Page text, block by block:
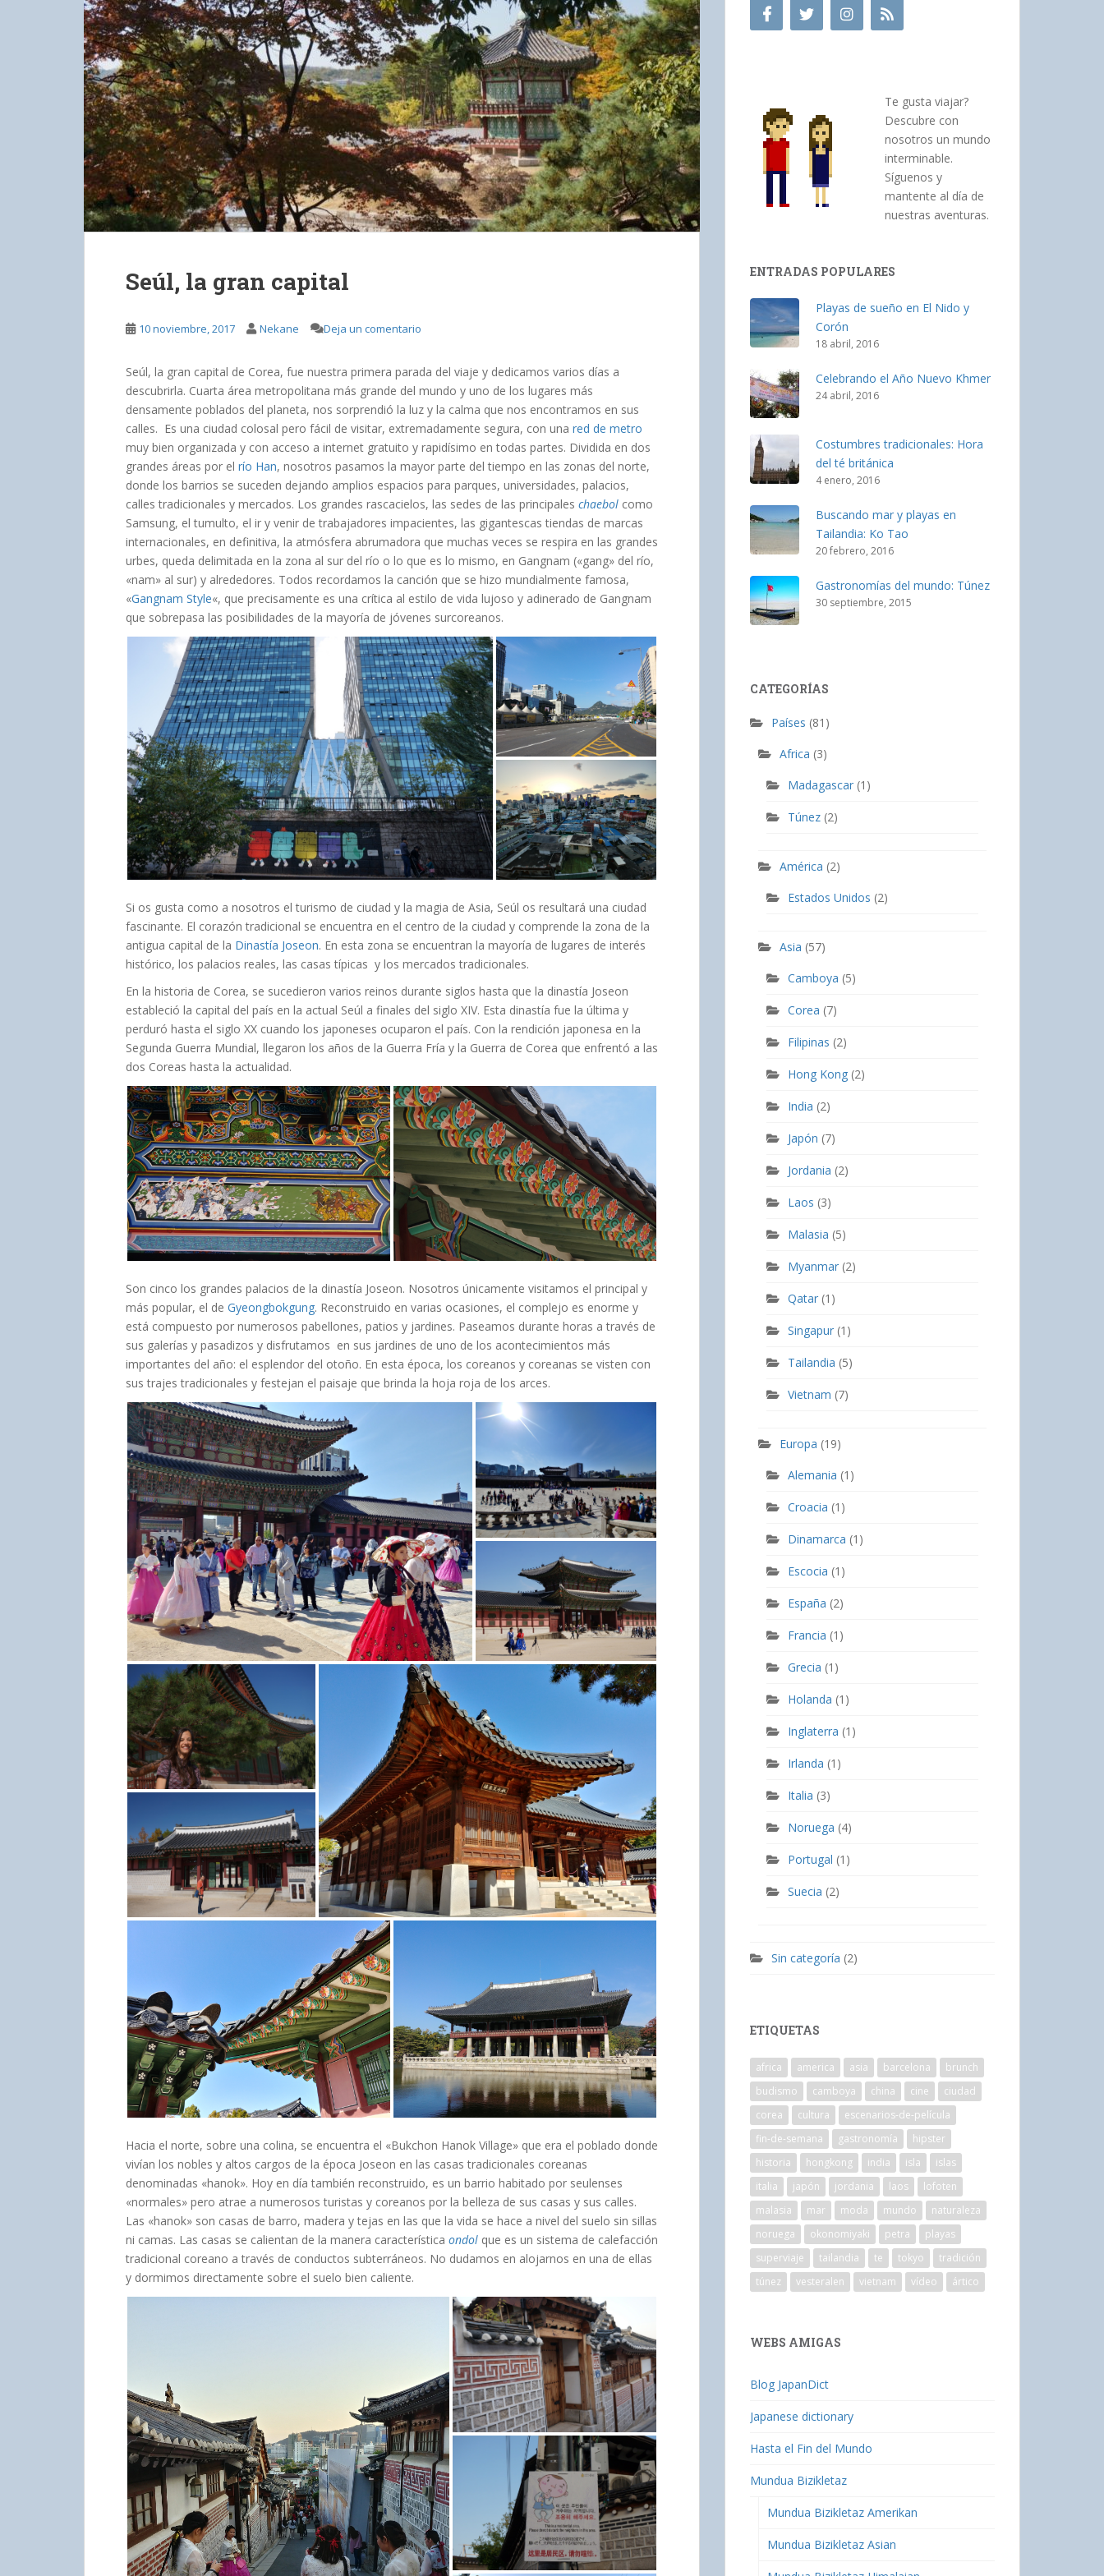
Seúl, la gran capital
10 noviembre, 2017 Nekane Deja un comentario
Seúl, la gran capital de Corea, fue nuestra primera parada del viaje y dedicamos varios días a
descubrirla. Cuarta área metropolitana más grande del mundo y uno de los lugares más
densamente poblados del planeta, nos sorprendió la luz y la calma que nos encontramos en sus
calles. Es una ciudad colosal pero fácil de visitar, extremadamente segura, con una red de metro
muy bien organizada y con acceso a internet gratuito y rapidísimo en todas partes. Dividida en dos
grandes áreas por el río Han, nosotros pasamos la mayor parte del tiempo en las zonas del norte,
donde los barrios se suceden dejando amplios espacios para parques, universidades, palacios,
calles tradicionales y mercados. Los grandes rascacielos, las sedes de las principales chaebol como
Samsung, el tumulto, el ir y venir de trabajadores impacientes, las gigantescas tiendas de marcas
internacionales, en definitiva, la atmósfera abrumadora que muchas veces se respira en las grandes
urbes, queda delimitada en la zona al sur del río o lo que es lo mismo, en Gangnam («gang» del río,
«nam» al sur) y alrededores. Todos recordamos la canción que se hizo mundialmente famosa,
«Gangnam Style«, que precisamente es una crítica al estilo de vida lujoso y adinerado de Gangnam
que sobrepasa las posibilidades de la mayoría de jóvenes surcoreanos.
Si os gusta como a nosotros el turismo de ciudad y la magia de Asia, Seúl os resultará una ciudad
fascinante. El corazón tradicional se encuentra en el centro de la ciudad y comprende la zona de la
antigua capital de la Dinastía Joseon. En esta zona se encuentran la mayoría de lugares de interés
histórico, los palacios reales, las casas típicas y los mercados tradicionales.
En la historia de Corea, se sucedieron varios reinos durante siglos hasta que la dinastía Joseon
estableció la capital del país en la actual Seúl a finales del siglo XIV. Esta dinastía fue la última y
perduró hasta el siglo XX cuando los japoneses ocuparon el país. Con la rendición japonesa en la
Segunda Guerra Mundial, llegaron los años de la Guerra Fría y la Guerra de Corea que enfrentó a las
dos Coreas hasta la actualidad.
Son cinco los grandes palacios de la dinastía Joseon. Nosotros únicamente visitamos el principal y
más popular, el de Gyeongbokgung. Reconstruido en varias ocasiones, el complejo es enorme y
está compuesto por numerosos pabellones, patios y jardines. Paseamos durante horas a través de
sus galerías y pasadizos y disfrutamos en sus jardines de uno de los acontecimientos más
importantes del año: el esplendor del otoño. En esta época, los coreanos y coreanas se visten con
sus trajes tradicionales y festejan el paisaje que brinda la hoja roja de los arces.
Hacia el norte, sobre una colina, se encuentra el «Bukchon Hanok Village» que era el poblado donde
vivían los nobles y altos cargos de la época Joseon en las casas tradicionales coreanas
denominadas «hanok». Hoy en día también reconstruido, es un barrio habitado por seulenses
«normales» pero atrae a numerosos turistas y coreanos por la belleza de sus casas y sus calles.
Las «hanok» son casas de barro, madera y tejas en las que la vida se hace a nivel del suelo sin sillas
ni camas. Las casas se calientan de la manera característica ondol que es un sistema de calefacción
tradicional coreano a través de conductos subterráneos. No dudamos en alojarnos en una de ellas
y dormimos directamente sobre el suelo bien caliente.
Te gusta viajar?
Descubre con
nosotros un mundo
interminable.
Síguenos y
mantente al día de
nuestras aventuras.
ENTRADAS POPULARES
Playas de sueño en El Nido y
Corón
18 abril, 2016
Celebrando el Año Nuevo Khmer
24 abril, 2016
Costumbres tradicionales: Hora
del té británica
4 enero, 2016
Buscando mar y playas en
Tailandia: Ko Tao
20 febrero, 2016
Gastronomías del mundo: Túnez
30 septiembre, 2015
CATEGORÍAS
Países (81)
Africa (3)
Madagascar (1)
Túnez (2)
América (2)
Estados Unidos (2)
Asia (57)
Camboya (5)
Corea (7)
Filipinas (2)
Hong Kong (2)
India (2)
Japón (7)
Jordania (2)
Laos (3)
Malasia (5)
Myanmar (2)
Qatar (1)
Singapur (1)
Tailandia (5)
Vietnam (7)
Europa (19)
Alemania (1)
Croacia (1)
Dinamarca (1)
Escocia (1)
España (2)
Francia (1)
Grecia (1)
Holanda (1)
Inglaterra (1)
Irlanda (1)
Italia (3)
Noruega (4)
Portugal (1)
Suecia (2)
Sin categoría (2)
ETIQUETAS
africa america asia barcelona
brunch
budismo
camboya china cine
ciudad
corea
cultura
escenarios-de-película
fin-de-semana
gastronomía
hipster
historia
hongkong india isla
islas
italia
japón jordania laos
lofoten
malasia
mar moda mundo
naturaleza
noruega
okonomiyaki petra
playas
superviaje
tailandia te tokyo
tradición
túnez
vesteralen vietnam vídeo ártico
WEBS AMIGAS
Blog JapanDict
Japanese dictionary
Hasta el Fin del Mundo
Mundua Bizikletaz
Mundua Bizikletaz Amerikan
Mundua Bizikletaz Asian